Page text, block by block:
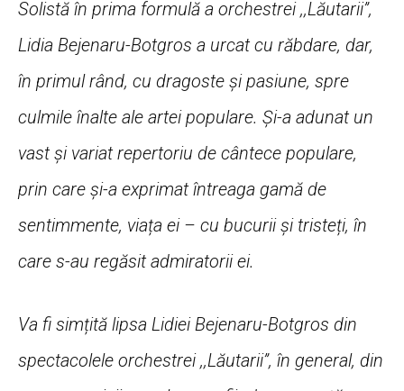
Solistă în prima formulă a orchestrei ,,Lăutarii”,
Lidia Bejenaru-Botgros a urcat cu răbdare, dar,
în primul rând, cu dragoste și pasiune, spre
culmile înalte ale artei populare. Și-a adunat un
vast și variat repertoriu de cântece populare,
prin care și-a exprimat întreaga gamă de
sentimmente, viața ei – cu bucurii și tristeți, în
care s-au regăsit admiratorii ei.
Va fi simțită lipsa Lidiei Bejenaru-Botgros din
spectacolele orchestrei ,,Lăutarii”, în general, din